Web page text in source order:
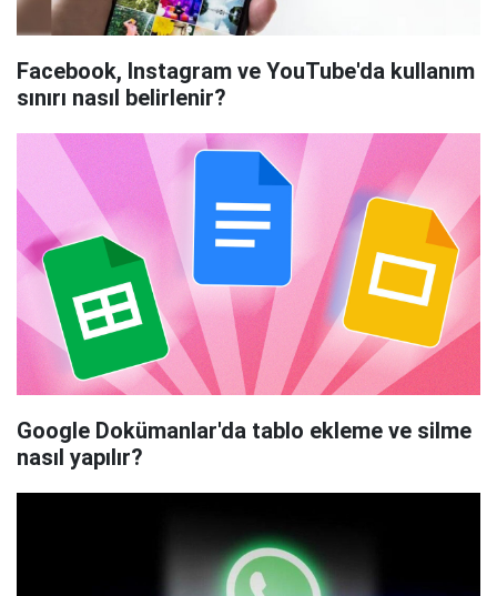
Facebook, Instagram ve YouTube'da kullanım
sınırı nasıl belirlenir?
Google Dokümanlar'da tablo ekleme ve silme
nasıl yapılır?